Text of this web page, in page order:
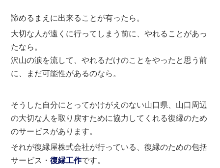
諦めるまえに出来ることが有ったら。
大切な人が遠くに行ってしまう前に、やれることがあっ
たなら。
沢山の涙を流して、やれるだけのことをやったと思う前
に、まだ可能性があるのなら。
そうした自分にとってかけがえのない山口県、山口周辺
の大切な人を取り戻すために協力してくれる復縁のため
のサービスがあります。
それが復縁屋株式会社が行っている、復縁のための包括
サービス・復縁工作です。